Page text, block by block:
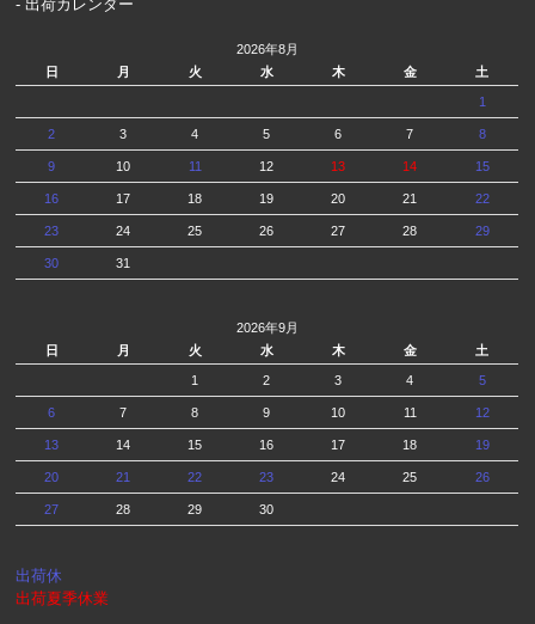
- 出荷カレンダー
2026年8月
日
月 火 水 木 金 土
1
2 3 4 5 6 7 8
9 10 11 12 13 14 15
16 17 18 19 20 21 22
23 24 25 26 27 28 29
30 31
2026年9月
日
月 火 水 木 金 土
1 2 3 4 5
6 7 8 9 10 11 12
13 14 15 16 17 18 19
20 21 22 23 24 25 26
27 28 29 30
出荷休
出荷夏季休業